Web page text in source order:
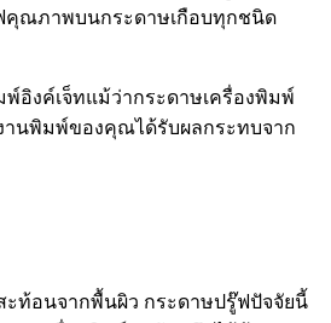
คุณภาพบนกระดาษเกือบทุกชนิด
อิงค์เจ็ทแม้ว่ากระดาษเครื่องพิมพ์
านพิมพ์ของคุณได้รับผลกระทบจาก
ะท้อนจากพื้นผิว กระดาษปรู๊ฟปัจจัยนี้